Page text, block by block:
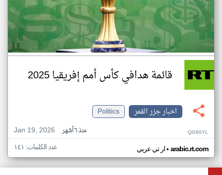
قائمة هدافي كأس أمم إفريقيا 2025
اخبار جزر القمر
Politics
Jan 19, 2026
منذ ٦ أشهر QG60YL
ار تي عربي• arabic.rt.com عدد الكلمات: ١٤١